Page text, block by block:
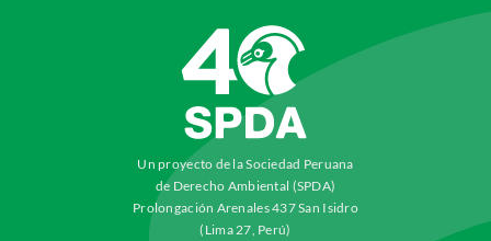
Un proyecto de la Sociedad Peruana
de Derecho Ambiental (SPDA)
Prolongación Arenales 437 San Isidro
(Lima 27, Perú)